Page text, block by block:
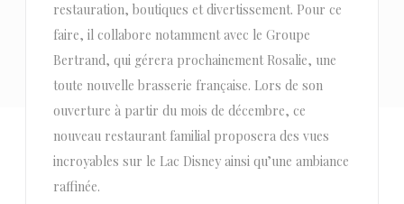
restauration, boutiques et divertissement. Pour ce
faire, il collabore notamment avec le Groupe
Bertrand, qui gérera prochainement Rosalie, une
toute nouvelle brasserie française. Lors de son
ouverture à partir du mois de décembre, ce
nouveau restaurant familial proposera des vues
incroyables sur le Lac Disney ainsi qu’une ambiance
raffinée.